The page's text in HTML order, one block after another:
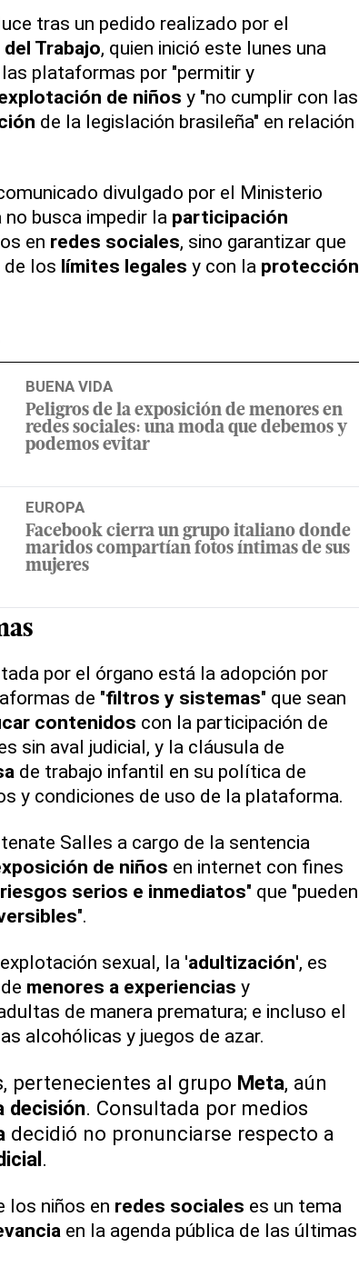
tras un pedido realizado por el
Trabajo, quien inició este lunes una
plataformas por "permitir y
de niños y "no cumplir con las
de la legislación brasileña" en relación
divulgado por el Ministerio
busca impedir la participación
en redes sociales, sino garantizar que
de los límites legales y con la protección
BUENA VIDA
Peligros de la exposición de menores en
redes sociales: una moda que debemos y
podemos evitar
EUROPA
Facebook cierra un grupo italiano donde
maridos compartían fotos íntimas de sus
mujeres
por el órgano está la adopción por
de "filtros y sistemas" que sean
contenidos con la participación de
sin aval judicial, y la cláusula de
de trabajo infantil en su política de
y condiciones de uso de la plataforma.
Salles a cargo de la sentencia
de niños en internet con fines
riesgos serios e inmediatos" que "pueden
".
sexual, la 'adultización', es
menores a experiencias y
de manera prematura; e incluso el
alcohólicas y juegos de azar.
pertenecientes al grupo Meta, aún
decisión. Consultada por medios
decidió no pronunciarse respecto a
.
los niños en redes sociales es un tema
en la agenda pública de las últimas